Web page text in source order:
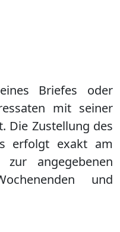
Briefes oder
mit seiner
Die Zustellung des
erfolgt exakt am
angegebenen
und